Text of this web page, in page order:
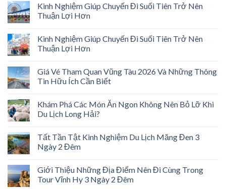
Kinh Nghiệm Giúp Chuyến Đi Suối Tiên Trở Nên
Thuận Lợi Hơn
Kinh Nghiệm Giúp Chuyến Đi Suối Tiên Trở Nên
Thuận Lợi Hơn
Giá Vé Tham Quan Vũng Tàu 2026 Và Những Thông
Tin Hữu Ích Cần Biết
Khám Phá Các Món Ăn Ngon Không Nên Bỏ Lỡ Khi
Du Lịch Long Hải?
Tất Tần Tật Kinh Nghiệm Du Lịch Măng Đen 3
Ngày 2 Đêm
Giới Thiệu Những Địa Điểm Nên Đi Cùng Trong
Tour Vĩnh Hy 3 Ngày 2 Đêm